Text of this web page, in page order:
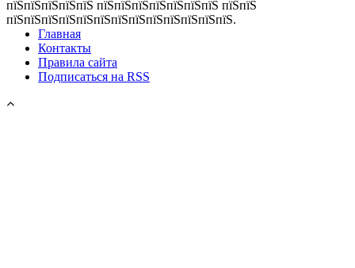
пїЅпїЅпїЅпїЅпїЅ пїЅпїЅпїЅпїЅпїЅпїЅпїЅ пїЅпїЅ
пїЅпїЅпїЅпїЅпїЅпїЅпїЅпїЅпїЅпїЅпїЅпїЅпїЅ.
Главная
Контакты
Правила сайта
Подписаться на RSS